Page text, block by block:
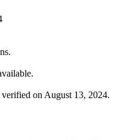
on August 13, 2024.